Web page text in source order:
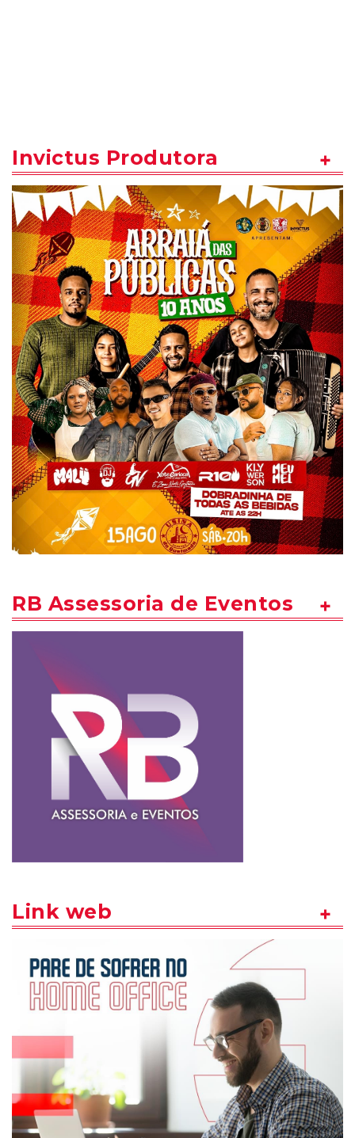
Invictus Produtora
RB Assessoria de Eventos
Link web